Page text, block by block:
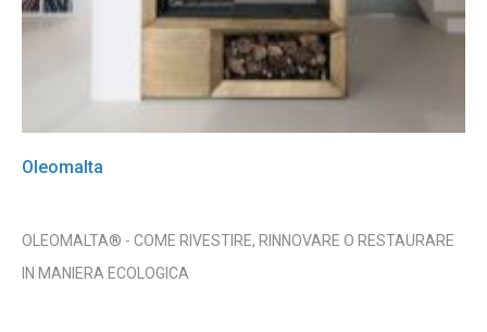
Oleomalta
OLEOMALTA® - COME RIVESTIRE, RINNOVARE O RESTAURARE
IN MANIERA ECOLOGICA